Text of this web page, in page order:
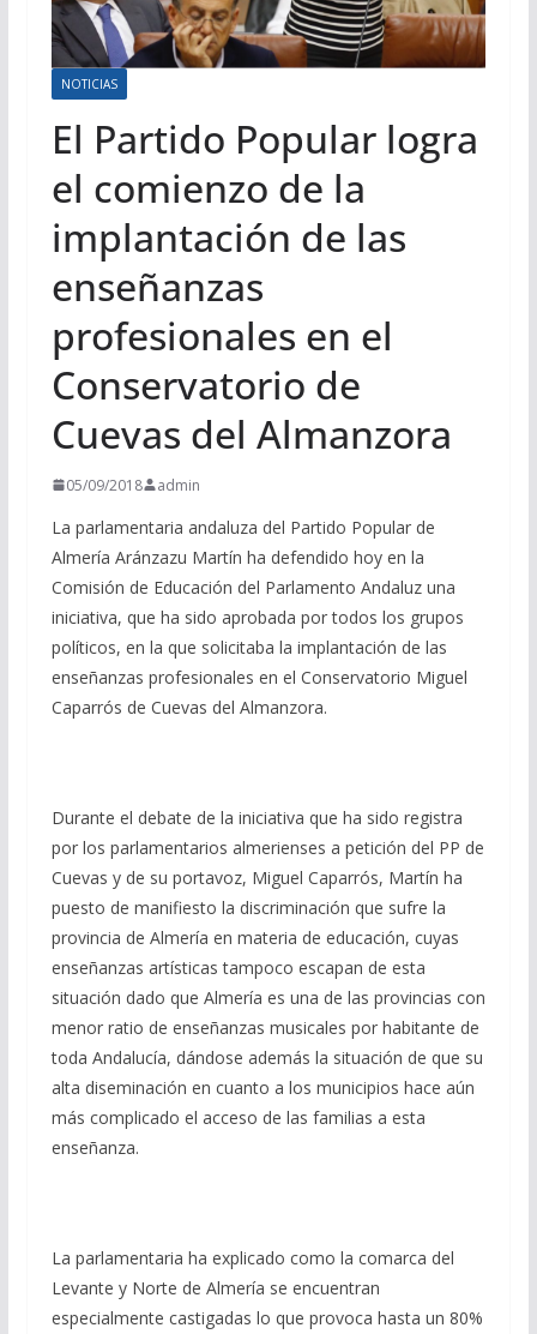
NOTICIAS
El Partido Popular logra
el comienzo de la
implantación de las
enseñanzas
profesionales en el
Conservatorio de
Cuevas del Almanzora
05/09/2018 admin
La parlamentaria andaluza del Partido Popular de
Almería Aránzazu Martín ha defendido hoy en la
Comisión de Educación del Parlamento Andaluz una
iniciativa, que ha sido aprobada por todos los grupos
políticos, en la que solicitaba la implantación de las
enseñanzas profesionales en el Conservatorio Miguel
Caparrós de Cuevas del Almanzora.
Durante el debate de la iniciativa que ha sido registra
por los parlamentarios almerienses a petición del PP de
Cuevas y de su portavoz, Miguel Caparrós, Martín ha
puesto de manifiesto la discriminación que sufre la
provincia de Almería en materia de educación, cuyas
enseñanzas artísticas tampoco escapan de esta
situación dado que Almería es una de las provincias con
menor ratio de enseñanzas musicales por habitante de
toda Andalucía, dándose además la situación de que su
alta diseminación en cuanto a los municipios hace aún
más complicado el acceso de las familias a esta
enseñanza.
La parlamentaria ha explicado como la comarca del
Levante y Norte de Almería se encuentran
especialmente castigadas lo que provoca hasta un 80%